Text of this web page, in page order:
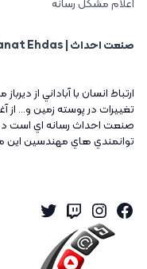
اعلام مشکل رسانه
صنعت احداث | Sanat Ehdas
ارتباط انسان با آباداني از
تغييرات در پوسته زمين و... از
صنعت احداث رسانه اي است
توانمندي هاي مهندسين اين
Facebook
Instagram
Twitch
Twitter